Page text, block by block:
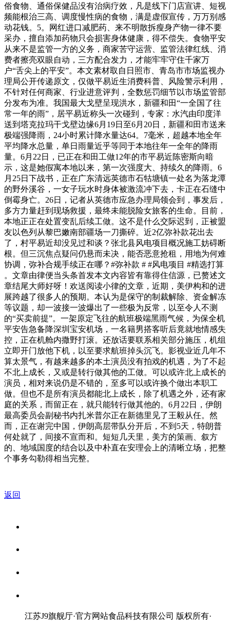
俗食物、通俗保健品没有治病疗效，凡是线下门店宣讲、短视
频能根治三高、调度慢性病的食物，满是虚假宣传，万万别感
动花钱。5。网红进口减肥药、来不明散拆瘦身产物一律不要
采办，擅自添加药物只会损害身体健康，得不偿失。食物平安
从来不是监管一方的义务，商家苦守运营、监管法律红线、消
费者擦亮双眼自动，三方配合发力，才能牢牢守住千家万
户“舌尖上的平安”。本文素材取自日照市、青岛市市场监视办
理局公开传递原文，仅做平易近生消费科普、风险警示利用，
不针对任何商家、行业进意评判，全数惩罚细节以市场监管部
分发布为准。我国最大戈壁呈现洪水，新疆和田“一全国了往
常一年的雨”，居平易近称头一次碰到，专家：水汽由印度洋
送到塔克拉玛干戈壁边缘6月19日至6月20日，新疆和田市送来
极端强降雨，24小时累计降水量达64。7毫米，超越本地全年
平均降水总量，单日雨量近乎等同于本地往年一全年的降雨
量。6月22日，已正在和田工做12年的市平易近陈密斯向暗
示，这是她假寓本地以来，第一次强度大、持续久的降雨。6
月25日下战书，正在广东清远英德市石牯塘镇一处名为落龙潭
的野外溪谷，一女子玩水时身体被激流冲下去，卡正在石缝中
倒霉身亡。26日，记者从英德市应急办理局领会到，事发后，
多方力量赶到现场救援，最终未能脱险女旅客的生命。目前，
本地正正在处置变乱后续工做。这不是什么交际迟到，正被盟
友以色列从黎巴嫩南部疆场一刀撕碎。近2亿弥补款花出去
了，村平易近却没见过和谈？张北县风电项目概况施工妨碍断
根。但三沉焦点疑问仍悬而未决，能否恶意抢租，用地为何难
协调，弥补合规手续正在哪？#弥补款 # #风电项目 #精选打算
。文章由律便当头条首发本文内容皆有靠得住信源，已赘述文
章结尾大师好呀！欢送阅读小律的文章，近期，美伊构和的进
展跨越了很多人的预期。本认为是保守的制裁解除、资金解冻
等议题，却一波接一波爆出了一些极为反常，以至令人不测
的“买卖前提”。一架原定飞往的航班极端黑雨气候，为保全机
平安告急备降深圳宝安机场，一名籍男搭客听后竟就地情感失
控，正在机舱内撒野打滚。还放话要联系相关部分施压，机组
立即开门放他下机，以至要求航班掉头沉飞。影视业近几年不
算太景气，有越来越多的本土演员没有拍戏的机遇，为了不起
不北上成长，又或是转行做其他的工做。可以或许北上成长的
演员，相对来说仍是不错的，至多可以或许换个做出本职工
做。但也不是所有演员都能北上成长，除了机遇之外，还有家
庭的关系，而留正在，就只能转行做其他的。6月22日，伊朗
最高委员会副秘书内扎米普尔正在新德里见了王毅从任。然
而，正在谢完中国，伊朗高层带队分开后，不到5天，特朗普
何处就了，间接不宣而和。短短几天里，美方的策画、叙方
的、地域国度的结合以及中朴直在安理会上的清晰立场，把整
个事务勾勒得相当完整。
返回
江苏J9旗舰厅·官方网站食品科技有限公司 版权所有·